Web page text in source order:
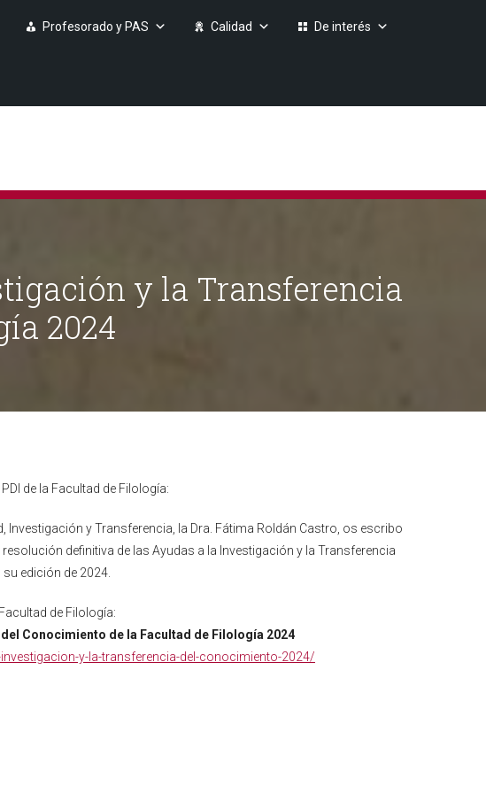
Profesorado y PAS Calidad De interés
y la Transferencia
2024
de la Facultad de Filología:
Investigación y Transferencia, la Dra. Fátima Roldán Castro, os escribo
definitiva de las Ayudas a la Investigación y la Transferencia
edición de 2024.
de Filología:
Conocimiento de la Facultad de Filología 2024
y-la-transferencia-del-conocimiento-2024/